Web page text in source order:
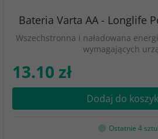
Bateria Varta AA - Longlife
Wszechstronna i naładowana
wymagających
13.10 zł
Dodaj do
Ostatnie 4